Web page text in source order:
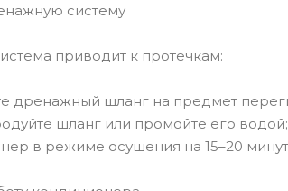
систему
приводит к протечкам:
дренажный шланг на предмет
шланг или промойте его водой;
в режиме осушения на 15–20